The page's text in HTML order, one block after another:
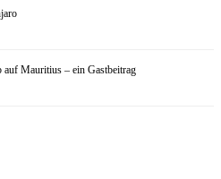
auf Mauritius – ein Gastbeitrag